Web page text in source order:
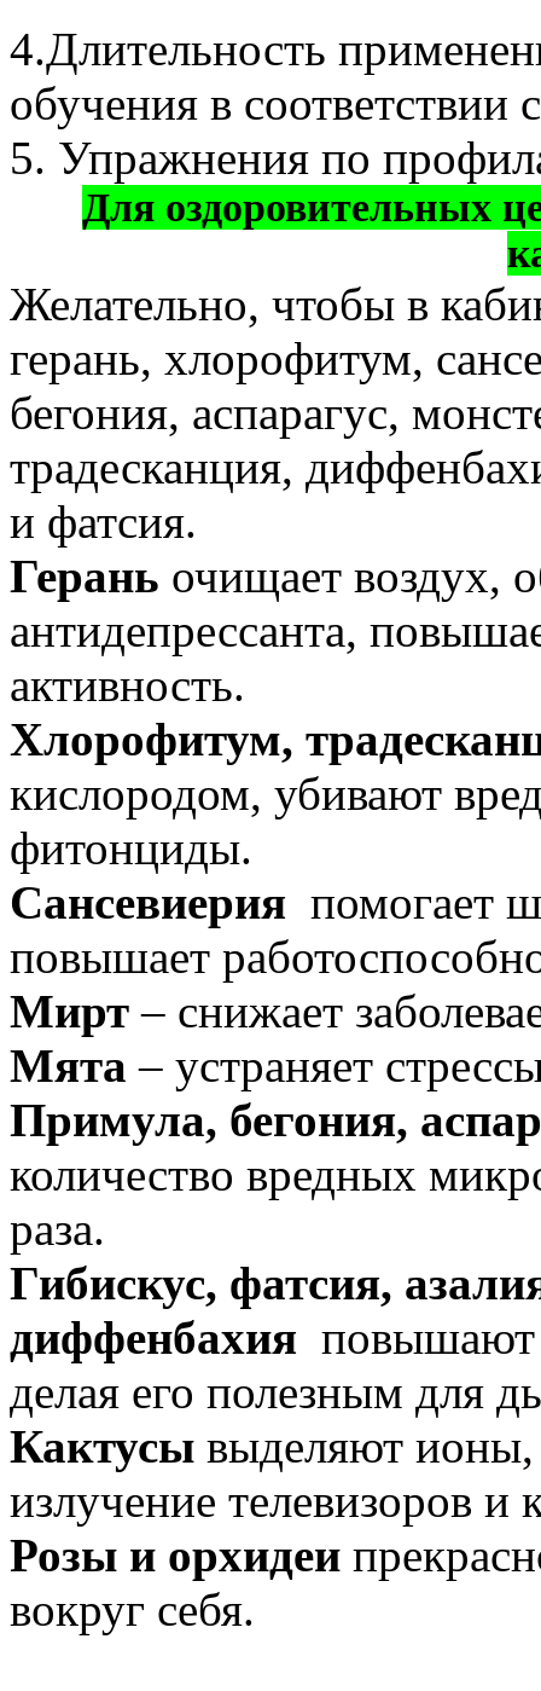
4.Длительность
обучения в
5. Упражнения по
Для оздоровительных
Желательно, чтобы в
герань, хлорофитум,
бегония, аспарагус,
традесканция,
и фатсия.
Герань очищает воздух,
антидепрессанта,
активность.
Хлорофитум,
кислородом, убивают
фитонциды.
Сансевиерия помогает
повышает
Мирт – снижает
Мята – устраняет
Примула, бегония,
количество вредных
раза.
Гибискус, фатсия,
диффенбахия повышают
делая его полезным для
Кактусы выделяют ионы,
излучение телевизоров и
Розы и орхидеи
вокруг себя.